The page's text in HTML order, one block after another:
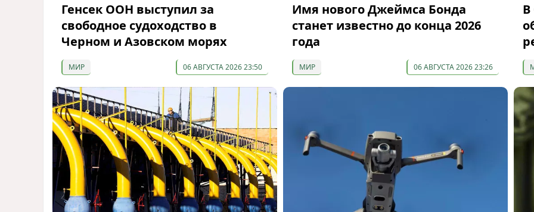
Генсек ООН выступил за
свободное судоходство в
Черном и Азовском морях
МИР 06 АВГУСТА 2026 23:50
Имя нового Джеймса Бонда
станет известно до конца 2026
года
МИР 06 АВГУСТА 2026 23:26
В